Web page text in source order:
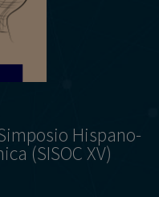
Hispano-
(SISOC XV)